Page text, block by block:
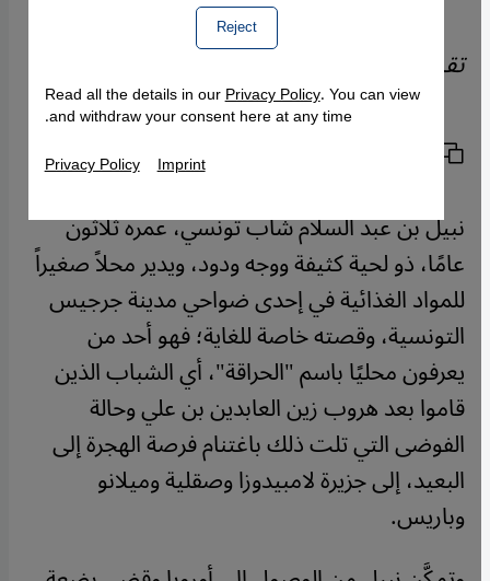
تقرير:
الطباعة
نبيل بن عبد السلام شاب تونسي، عمره ثلاثون
عامًا، ذو لحية كثيفة ووجه ودود، ويدير محلاً صغيراً
للمواد الغذائية في إحدى ضواحي مدينة جرجيس
التونسية، وقصته خاصة للغاية؛ فهو أحد من
يعرفون محليًا باسم "الحراقة"، أي الشباب الذين
قاموا بعد هروب زين العابدين بن علي وحالة
الفوضى التي تلت ذلك باغتنام فرصة الهجرة إلى
البعيد، إلى جزيرة لامبيدوزا وصقلية وميلانو
وباريس.
Reject
Read all the details in ourPrivacy Policy. You can view
and withdraw your consent here at any time.
Privacy Policy Imprint